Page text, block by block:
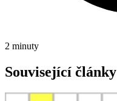
2 minuty
Související články